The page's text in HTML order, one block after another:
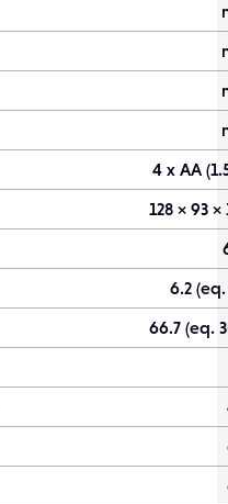
4 x AA
128 × 93 ×
6.2 (eq.
66.7 (eq.